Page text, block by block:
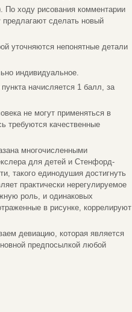
По ходу рисования комментарии
сделать новый
уточняются непонятные детали
индивидуальное.
начисляется 1 балл, за
не могут применяться в
требуются качественные
многочисленными
для детей и Стенфорд-
такого единодушия достигнуть
практически нерегулируемое
роль, и одинаковых
в рисунке, коррелируют
девиацию, которая является
предпосылкой любой